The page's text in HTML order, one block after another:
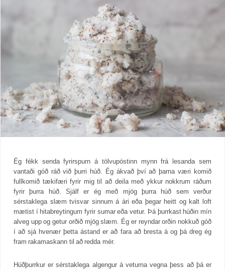
Ég fékk senda fyrirspurn á tölvupóstinn mynn frá lesanda sem
vantaði góð ráð við þurri húð. Ég ákvað því að þarna væri komið
fullkomið tækifæri fyrir mig til að deila með ykkur nokkrum ráðum
fyrir þurra húð. Sjálf er ég með mjög þurra húð sem verður
sérstaklega slæm tvisvar sinnum á ári eða þegar heitt og kalt loft
mætist í hitabreytingum fyrir sumar eða vetur. Þá þurrkast húðin mín
alveg upp og getur orðið mjög slæm. Ég er reyndar orðin nokkuð góð
í að sjá hvenær þetta ástand er að fara að bresta á og þá dreg ég
fram rakamaskann til að redda mér.
Húðþurrkur er sérstaklega algengur á veturna vegna þess að þá er